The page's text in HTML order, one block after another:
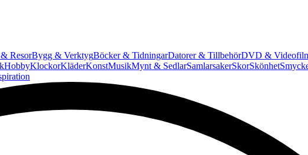
ResorBygg & VerktygBöcker & TidningarDatorer & TillbehörDVD &
HobbyKlockorKläderKonstMusikMynt & SedlarSamlarsakerSkorSkönhet